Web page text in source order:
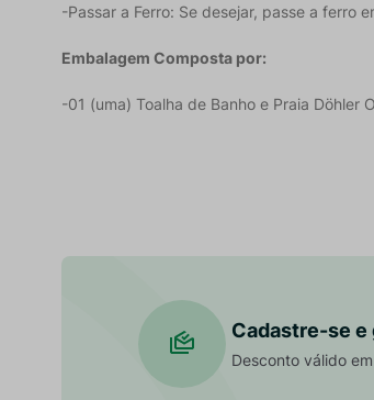
-Passar a Ferro: Se desejar, passe a ferro
Embalagem Composta por:
-01 (uma) Toalha de Banho e Praia Döhler
Cadastre-se e
Desconto válido